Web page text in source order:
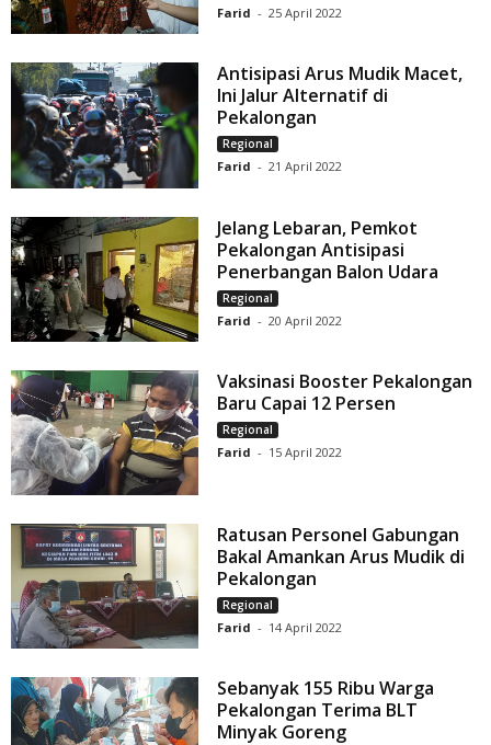
Farid - 25 April 2022
Antisipasi Arus Mudik Macet,
Ini Jalur Alternatif di
Pekalongan
Regional
Farid - 21 April 2022
Jelang Lebaran, Pemkot
Pekalongan Antisipasi
Penerbangan Balon Udara
Regional
Farid - 20 April 2022
Vaksinasi Booster Pekalongan
Baru Capai 12 Persen
Regional
Farid - 15 April 2022
Ratusan Personel Gabungan
Bakal Amankan Arus Mudik di
Pekalongan
Regional
Farid - 14 April 2022
Sebanyak 155 Ribu Warga
Pekalongan Terima BLT
Minyak Goreng